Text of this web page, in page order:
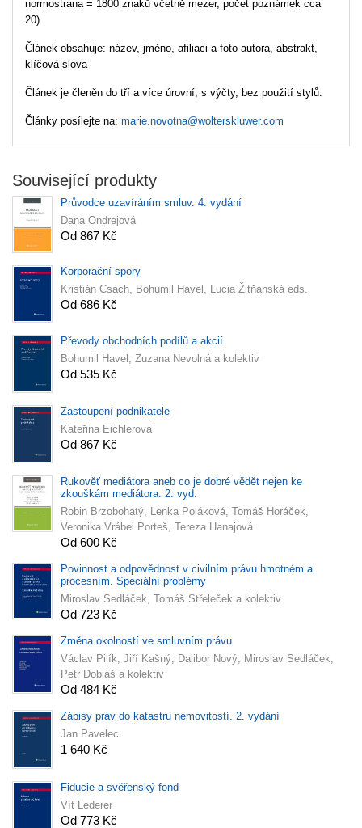
normostrana = 1800 znaků včetně mezer, počet poznámek cca
20)
Článek obsahuje: název, jméno, afiliaci a foto autora, abstrakt,
klíčová slova
Článek je členěn do tří a více úrovní, s výčty, bez použití stylů.
Články posílejte na: marie.novotna@wolterskluwer.com
Související produkty
Průvodce uzavíráním smluv. 4. vydání
Dana Ondrejová
Od 867 Kč
Korporační spory
Kristián Csach, Bohumil Havel, Lucia Žitňanská eds.
Od 686 Kč
Převody obchodních podílů a akcií
Bohumil Havel, Zuzana Nevolná a kolektiv
Od 535 Kč
Zastoupení podnikatele
Kateřina Eichlerová
Od 867 Kč
Rukověť mediátora aneb co je dobré vědět nejen ke
zkouškám mediátora. 2. vyd.
Robin Brzobohatý, Lenka Poláková, Tomáš Horáček,
Veronika Vrábel Porteš, Tereza Hanajová
Od 600 Kč
Povinnost a odpovědnost v civilním právu hmotném a
procesním. Speciální problémy
Miroslav Sedláček, Tomáš Střeleček a kolektiv
Od 723 Kč
Změna okolností ve smluvním právu
Václav Pilík, Jiří Kašný, Dalibor Nový, Miroslav Sedláček,
Petr Dobiáš a kolektiv
Od 484 Kč
Zápisy práv do katastru nemovitostí. 2. vydání
Jan Pavelec
1 640 Kč
Fiducie a svěřenský fond
Vít Lederer
Od 773 Kč